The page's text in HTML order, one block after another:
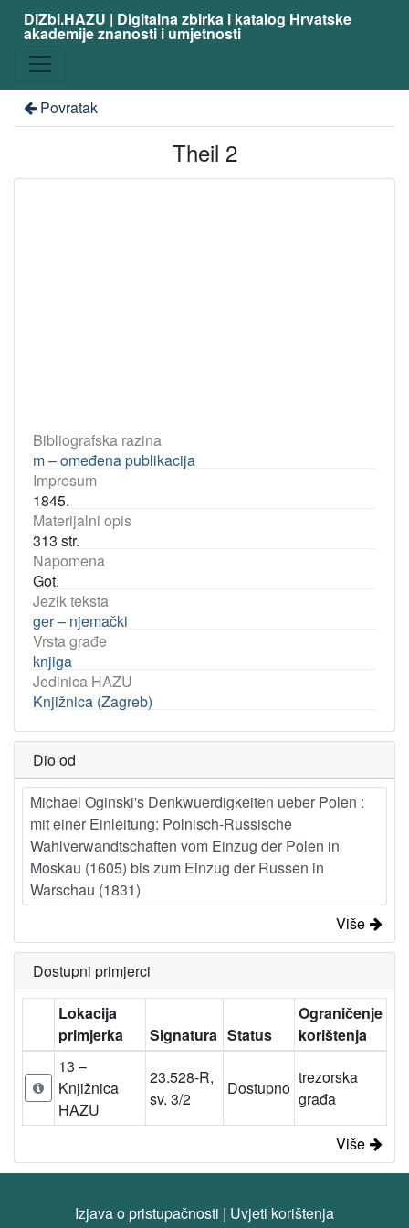
DiZbi.HAZU | Digitalna zbirka i katalog Hrvatske
akademije znanosti i umjetnosti
Povratak
Theil 2
Bibliografska razina
m – omeđena publikacija
Impresum
1845.
Materijalni opis
313 str.
Napomena
Got.
Jezik teksta
ger – njemački
Vrsta građe
knjiga
Jedinica HAZU
Knjižnica (Zagreb)
Dio od
Michael Oginski's Denkwuerdigkeiten ueber Polen :
mit einer Einleitung: Polnisch-Russische
Wahlverwandtschaften vom Einzug der Polen in
Moskau (1605) bis zum Einzug der Russen in
Warschau (1831)
Više
Dostupni primjerci
Lokacija
primjerka
Signatura Status
Ograničenje
korištenja
13 –
Knjižnica
HAZU
23.528-R,
sv. 3/2
Dostupno
trezorska
građa
Više
Izjava o pristupačnosti | Uvjeti korištenja